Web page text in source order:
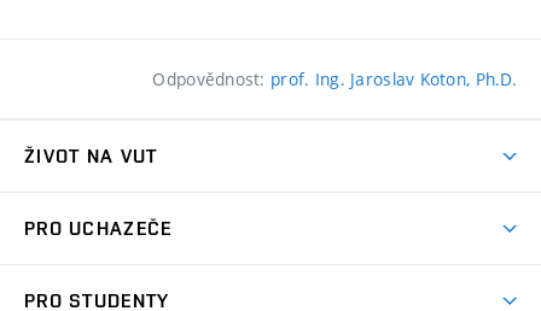
Odpovědnost: prof. Ing. Jaroslav Koton, Ph.D.
ŽIVOT NA VUT
Koleje
PRO UCHAZEČE
PRO STUDENTY